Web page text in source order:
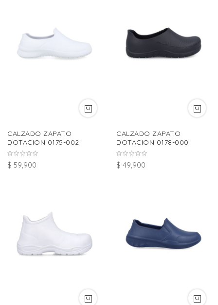
CALZADO ZAPATO
DOTACION 0175-002
$ 59,900
CALZADO ZAPATO
DOTACION 0178-000
$ 49,900